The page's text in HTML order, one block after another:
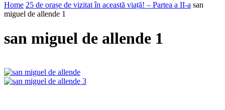
Home 25 de orașe de vizitat în această viață! – Partea a II-a san
miguel de allende 1
san miguel de allende 1